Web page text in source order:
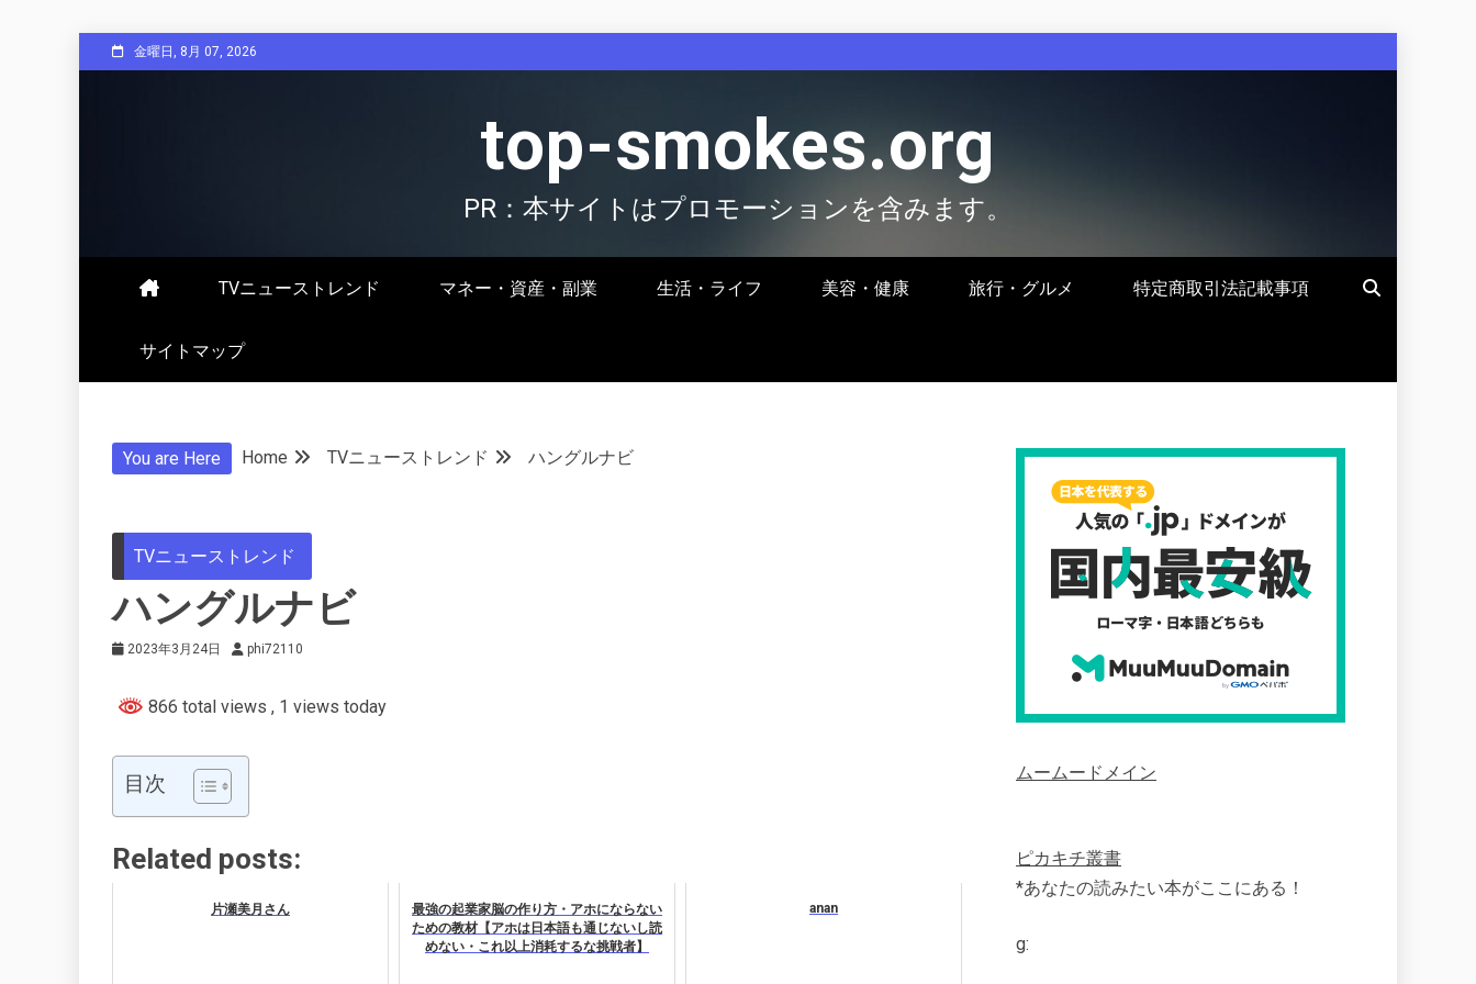
to
金曜日, 8月 07, 2026
top-smokes.org
PR：本サイトはプロモーションを含みます。
TVニューストレンド マネー・資産・副業 生活・ライフ 美容・健康 旅行・グルメ 特定商取引法記載事項
サイトマップ
You are Here Home TVニューストレンド ハングルナビ
TVニューストレンド
ハングルナビ
2023年3月24日 phi72110
866 total views , 1 views today
目次
Related posts:
片瀬美月さん
最強の起業家脳の作り方・アホにならない
ための教材【アホは日本語も通じないし読
めない・これ以上消耗するな挑戦者】
anan
ムームードメイン
ピカキチ叢書
*あなたの読みたい本がここにある！
g: